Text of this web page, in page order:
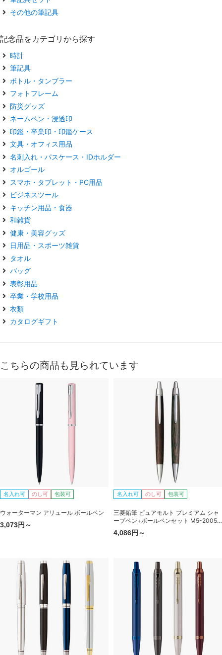
その他の筆記具
記念品をカテゴリから探す
時計
筆記具
ボトル・タンブラー
フォトフレーム
防災グッズ
ネームペン・浸透印
印鑑・卒業印・印鑑ケース
文具・オフィス用品
名刺入れ・パスケース・IDホルダー
オルゴール
スマホ・タブレット・PC用品
ビジネスツール
キッチン用品・食器
和雑貨
健康・美容グッズ
日用品・スポーツ雑貨
タオル
バッグ
表彰用品
卒業・学校用品
衣類
カタログギフト
こちらの商品も見られています
名入れ可 のし可 包装可
ウォーターマン アリュール ボールペン
3,073円～
名入れ可 のし可 包装可
三菱鉛筆 ピュアモルト プレミアム シャ
ープペン+ボールペンセット M5-2005
＋SS-2005
4,086円～